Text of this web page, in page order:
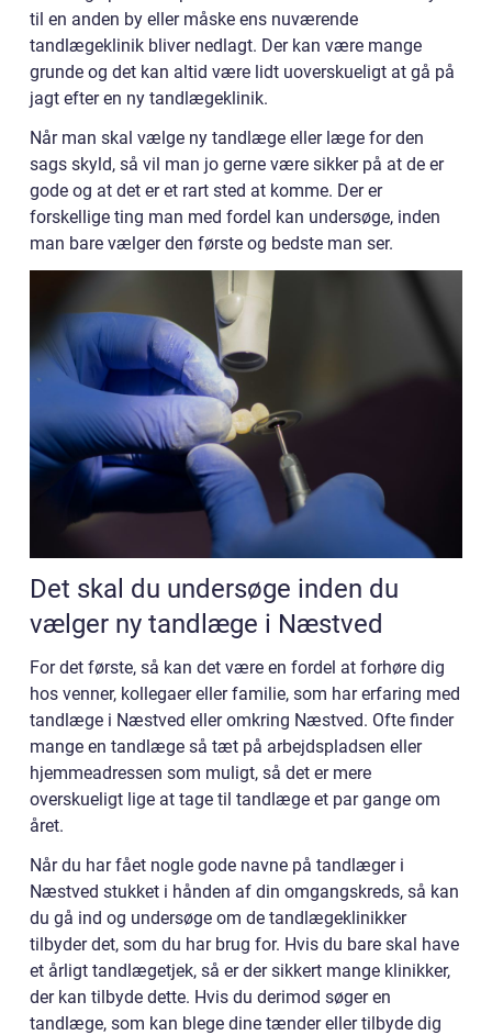
til en anden by eller måske ens nuværende
tandlægeklinik bliver nedlagt. Der kan være mange
grunde og det kan altid være lidt uoverskueligt at gå på
jagt efter en ny tandlægeklinik.
Når man skal vælge ny tandlæge eller læge for den
sags skyld, så vil man jo gerne være sikker på at de er
gode og at det er et rart sted at komme. Der er
forskellige ting man med fordel kan undersøge, inden
man bare vælger den første og bedste man ser.
Det skal du undersøge inden du
vælger ny tandlæge i Næstved
For det første, så kan det være en fordel at forhøre dig
hos venner, kollegaer eller familie, som har erfaring med
tandlæge i Næstved eller omkring Næstved. Ofte finder
mange en tandlæge så tæt på arbejdspladsen eller
hjemmeadressen som muligt, så det er mere
overskueligt lige at tage til tandlæge et par gange om
året.
Når du har fået nogle gode navne på tandlæger i
Næstved stukket i hånden af din omgangskreds, så kan
du gå ind og undersøge om de tandlægeklinikker
tilbyder det, som du har brug for. Hvis du bare skal have
et årligt tandlægetjek, så er der sikkert mange klinikker,
der kan tilbyde dette. Hvis du derimod søger en
tandlæge, som kan blege dine tænder eller tilbyde dig